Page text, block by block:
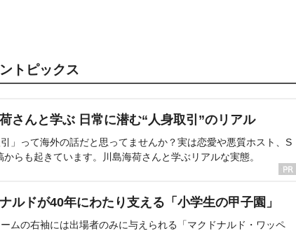
トピックス
さんと学ぶ 日常に潜む“人身取引”のリアル
引」って海外の話だと思ってませんか？実は恋愛や悪質ホスト、S
からも起きています。川島海荷さんと学ぶリアルな実態。
ルドが40年にわたり支える「小学生の甲子園」
ムの右袖には出場者のみに与えられる「マクドナルド・ワッペ